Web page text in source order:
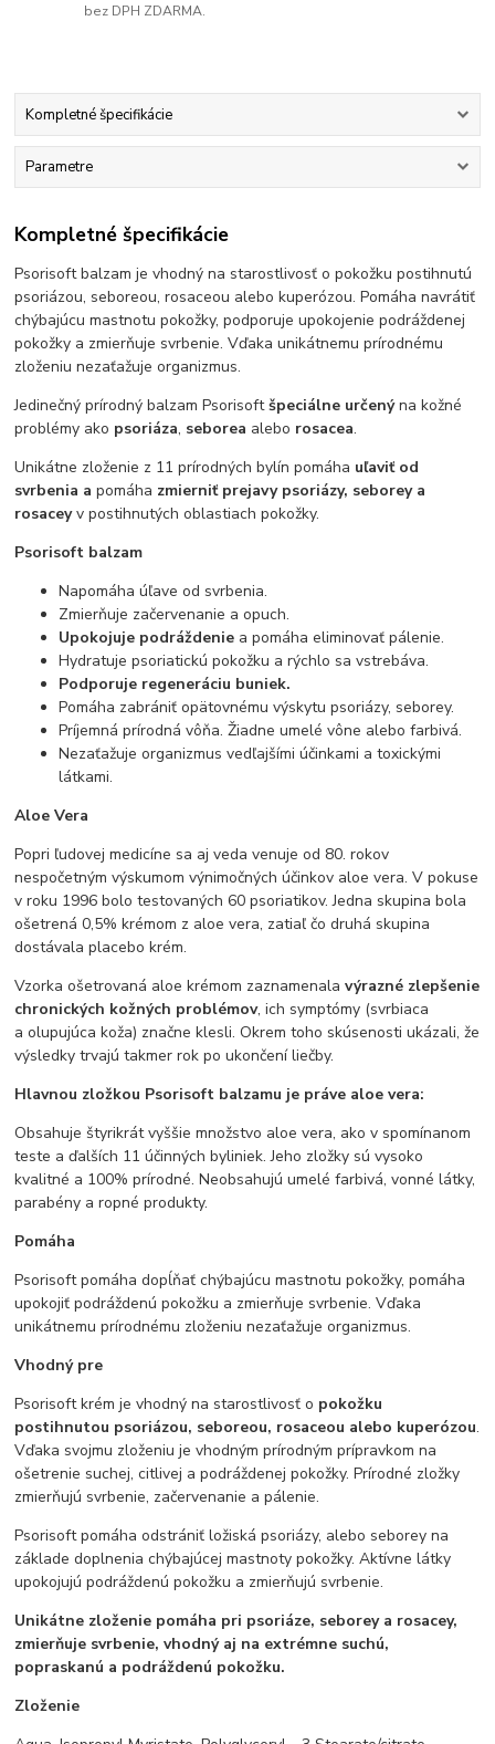
bez DPH ZDARMA.
Kompletné špecifikácie
Parametre
Kompletné špecifikácie
Psorisoft balzam je vhodný na starostlivosť o pokožku postihnutú
psoriázou, seboreou, rosaceou alebo kuperózou. Pomáha navrátiť
chýbajúcu mastnotu pokožky, podporuje upokojenie podráždenej
pokožky a zmierňuje svrbenie. Vďaka unikátnemu prírodnému
zloženiu nezaťažuje organizmus.
Jedinečný prírodný balzam Psorisoftšpeciálne určenýna kožné
problémy ako psoriáza, seborea alebo rosacea.
Unikátne zloženie z 11 prírodných bylín pomáha uľaviť od
svrbenia a pomáha zmierniť prejavy psoriázy, seborey a
rosaceyv postihnutých oblastiach pokožky.
Psorisoft balzam
Napomáha úľave od svrbenia.
Zmierňuje začervenanie a opuch.
Upokojuje podráždenie a pomáha eliminovať pálenie.
Hydratuje psoriatickú pokožku a rýchlo sa vstrebáva.
Podporuje regeneráciu buniek.
Pomáha zabrániť opätovnému výskytu psoriázy, seborey.
Príjemná prírodná vôňa. Žiadne umelé vône alebo farbivá.
Nezaťažuje organizmus vedľajšími účinkami a toxickými
látkami.
Aloe Vera
Popri ľudovej medicíne sa aj veda venuje od 80. rokov
nespočetným výskumom výnimočných účinkov aloe vera. V pokuse
v roku 1996 bolo testovaných 60 psoriatikov. Jedna skupina bola
ošetrená 0,5% krémom z aloe vera, zatiaľ čo druhá skupina
dostávala placebo krém.
Vzorka ošetrovaná aloe krémom zaznamenalavýrazné zlepšenie
chronických kožných problémov, ich symptómy (svrbiaca
a olupujúca koža) značne klesli. Okrem toho skúsenosti ukázali, že
výsledky trvajú takmer rok po ukončení liečby.
Hlavnou zložkou Psorisoft balzamu je práve aloe vera:
Obsahuje štyrikrát vyššie množstvo aloe vera, ako v spomínanom
teste a ďalších 11 účinných byliniek. Jeho zložky sú vysoko
kvalitné a 100% prírodné. Neobsahujú umelé farbivá, vonné látky,
parabény a ropné produkty.
Pomáha
Psorisoft pomáha dopĺňať chýbajúcu mastnotu pokožky, pomáha
upokojiť podráždenú pokožku a zmierňuje svrbenie. Vďaka
unikátnemu prírodnému zloženiu nezaťažuje organizmus.
Vhodný pre
Psorisoft krém je vhodný na starostlivosť o pokožku
postihnutou psoriázou, seboreou, rosaceou alebo kuperózou.
Vďaka svojmu zloženiu je vhodným prírodným prípravkom na
ošetrenie suchej, citlivej a podráždenej pokožky. Prírodné zložky
zmierňujú svrbenie, začervenanie a pálenie.
Psorisoft pomáha odstrániť ložiská psoriázy, alebo seborey na
základe doplnenia chýbajúcej mastnoty pokožky. Aktívne látky
upokojujú podráždenú pokožku a zmierňujú svrbenie.
Unikátne zloženie pomáha pri psoriáze, seborey a rosacey,
zmierňuje svrbenie, vhodný aj na extrémne suchú,
popraskanú a podráždenú pokožku.
Zloženie